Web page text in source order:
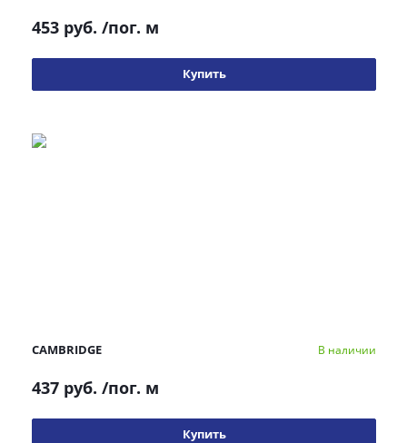
453 руб. /пог. м
Купить
CAMBRIDGE В наличии
437 руб. /пог. м
Купить